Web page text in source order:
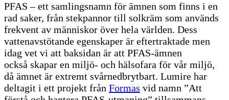
PFAS – ett samlingsnamn för ämnen som finns i en
rad saker, från stekpannor till solkräm som används
frekvent av människor över hela världen. Dess
vattenavstötande egenskaper är eftertraktade men
idag vet vi att baksidan är att PFAS-ämnen
också skapar en miljö- och hälsofara för vår miljö,
då ämnet är extremt svårnedbrytbart. Lumire har
deltagit i ett projekt från Formas vid namn ”Att